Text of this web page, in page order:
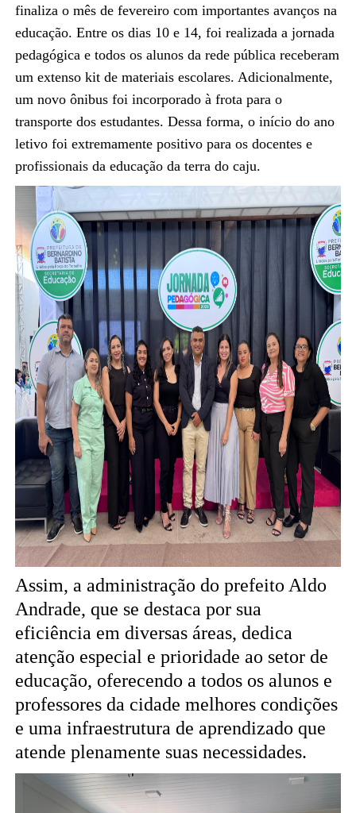
finaliza o mês de fevereiro com importantes avanços na
educação. Entre os dias 10 e 14, foi realizada a jornada
pedagógica e todos os alunos da rede pública receberam
um extenso kit de materiais escolares. Adicionalmente,
um novo ônibus foi incorporado à frota para o
transporte dos estudantes. Dessa forma, o início do ano
letivo foi extremamente positivo para os docentes e
profissionais da educação da terra do caju.
Assim, a administração do prefeito Aldo
Andrade, que se destaca por sua
eficiência em diversas áreas, dedica
atenção especial e prioridade ao setor de
educação, oferecendo a todos os alunos e
professores da cidade melhores condições
e uma infraestrutura de aprendizado que
atende plenamente suas necessidades.